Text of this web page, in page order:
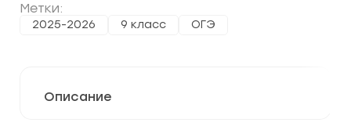
Метки:
2025-2026 9 класс ОГЭ
Описание